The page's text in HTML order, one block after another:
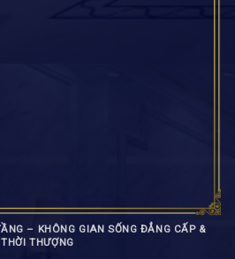
– KHÔNG GIAN SỐNG ĐẲNG CẤP &
THỜI THƯỢNG